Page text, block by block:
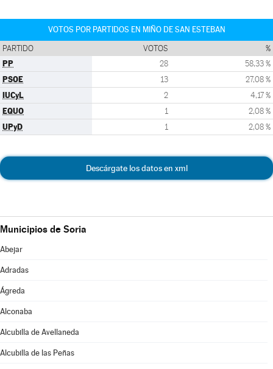
VOTOS POR PARTIDOS EN MIÑO DE SAN ESTEBAN
PARTIDO VOTOS %
PP 28 58,33 %
PSOE 13 27,08 %
IUCyL 2 4,17 %
EQUO 1 2,08 %
UPyD 1 2,08 %
Descárgate los datos en xml
Municipios de Soria
Abejar
Adradas
Ágreda
Alconaba
Alcubilla de Avellaneda
Alcubilla de las Peñas